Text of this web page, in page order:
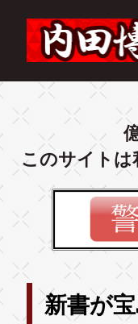
このサイト
新書が